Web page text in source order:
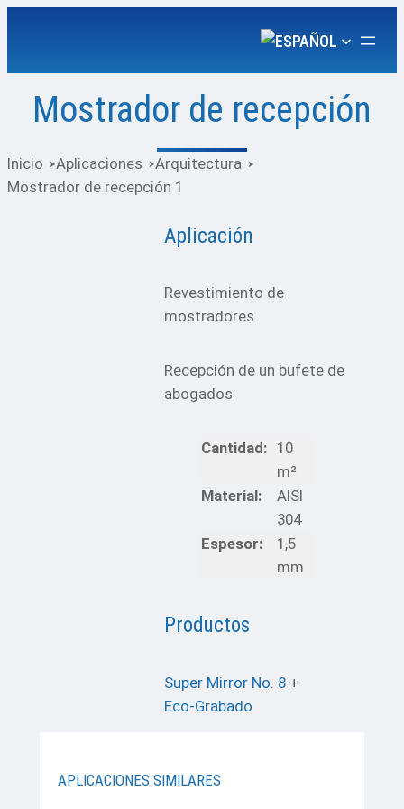
Mostrador de recepción
Inicio Aplicaciones
Arquitectura
Mostrador de recepción 1
Aplicación
Revestimiento de
mostradores
Recepción de un bufete de
abogados
Cantidad: 10
m²
Material:
AISI
304
Espesor:
1,5
mm
Productos
Super Mirror No. 8 +
Eco-Grabado
APLICACIONES SIMILARES